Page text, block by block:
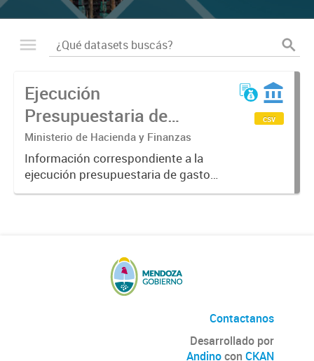
Ejecución
Presupuestaria de
Gastos de la
Administración Pública
Provincial 2018
Ministerio de Hacienda y Finanzas
Información correspondiente a la
ejecución presupuestaria de gastos
del gobierno de la provincia de
csv
Contactanos
Desarrollado por
Andinocon CKAN